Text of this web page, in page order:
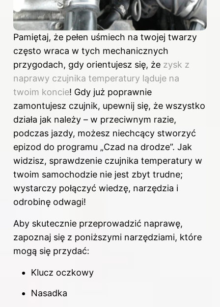
Pamiętaj, że pełen uśmiech na twojej twarzy
często wraca w tych mechanicznych
przygodach, gdy orientujesz się, że zysk z
naprawy czujnika temperatury ląduje na
twoim koncie! Gdy już poprawnie
zamontujesz czujnik, upewnij się, że wszystko
działa jak należy – w przeciwnym razie,
podczas jazdy, możesz niechcący stworzyć
epizod do programu „Czad na drodze”. Jak
widzisz, sprawdzenie czujnika temperatury w
twoim samochodzie nie jest zbyt trudne;
wystarczy połączyć wiedzę, narzędzia i
odrobinę odwagi!
Aby skutecznie przeprowadzić naprawę,
zapoznaj się z poniższymi narzędziami, które
mogą się przydać:
Klucz oczkowy
Nasadka